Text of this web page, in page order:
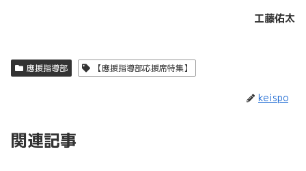
工藤佑太
應援指導部 【應援指導部応援席特集】
keispo
関連記事